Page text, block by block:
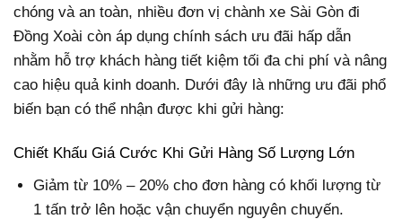
chóng và an toàn, nhiều đơn vị chành xe Sài Gòn đi
Đồng Xoài còn áp dụng chính sách ưu đãi hấp dẫn
nhằm hỗ trợ khách hàng tiết kiệm tối đa chi phí và nâng
cao hiệu quả kinh doanh. Dưới đây là những ưu đãi phổ
biến bạn có thể nhận được khi gửi hàng:
Chiết Khấu Giá Cước Khi Gửi Hàng Số Lượng Lớn
Giảm từ 10% – 20% cho đơn hàng có khối lượng từ
1 tấn trở lên hoặc vận chuyển nguyên chuyến.